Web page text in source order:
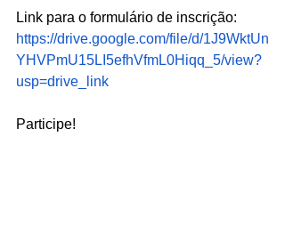
Link para o formulário de inscrição:
https://drive.google.com/file/d/1J9WktUn
YHVPmU15LI5efhVfmL0Hiqq_5/view?
usp=drive_link
Participe!